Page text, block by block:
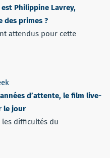
Philippine Lavrey,
des primes ?
attendus pour cette
d’attente, le film live-
le jour
les difficultés du